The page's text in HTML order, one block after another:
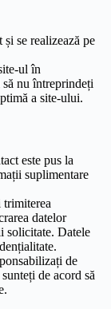
se realizează pe
ul în
nu întreprindeți
a site-ului.
este pus la
suplimentare
trimiterea
datelor
solicitate. Datele
de
de acord să